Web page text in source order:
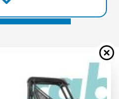
PAR JETB GRIS